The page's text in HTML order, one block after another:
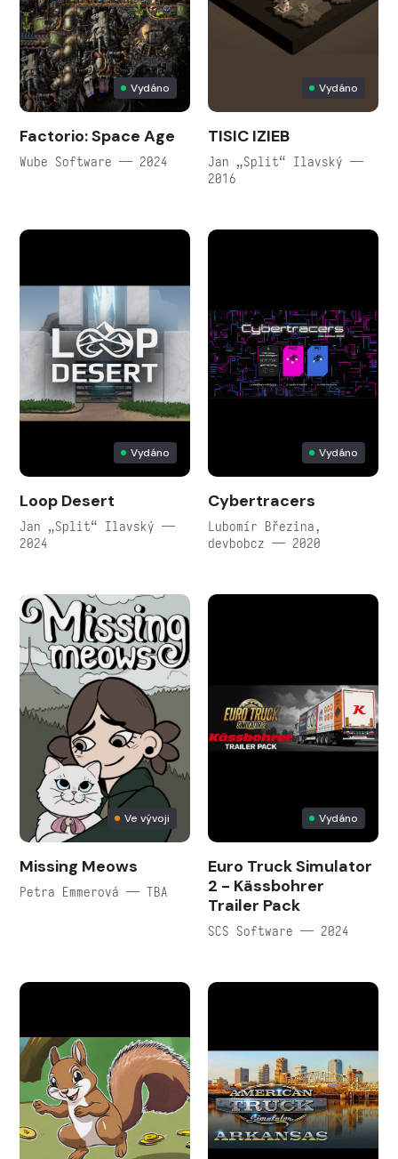
Vydáno
Factorio: Space Age
Wube Software — 2024
Vydáno
TISIC IZIEB
Jan „Split“ Ilavský —
2016
Vydáno
Loop Desert
Jan „Split“ Ilavský —
2024
Vydáno
Cybertracers
Lubomír Březina,
devbobcz — 2020
Ve vývoji
Missing Meows
Petra Emmerová — TBA
Vydáno
Euro Truck Simulator
2 - Kässbohrer
Trailer Pack
SCS Software — 2024